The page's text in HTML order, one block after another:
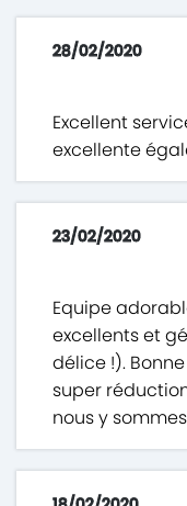
28/02/2020
Excellent
excellente
23/02/2020
Equipe
excellents et
délice !).
super
nous y